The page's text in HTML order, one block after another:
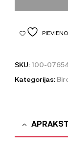
SKU: 100-
Kategorijas: